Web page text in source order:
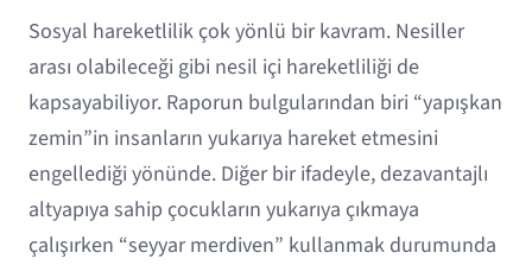
Sosyal hareketlilik çok yönlü bir kavram. Nesiller
arası olabileceği gibi nesil içi hareketliliği de
kapsayabiliyor. Raporun bulgularından biri “yapışkan
zemin”in insanların yukarıya hareket etmesini
engellediği yönünde. Diğer bir ifadeyle, dezavantajlı
altyapıya sahip çocukların yukarıya çıkmaya
çalışırken “seyyar merdiven” kullanmak durumunda